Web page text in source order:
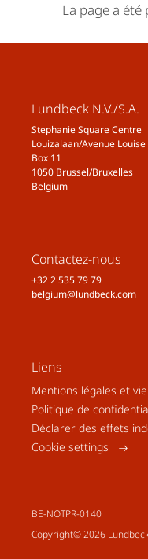
10.1016/
La page a
Lundbeck N.V./S.A.
Stephanie Square Centre
Louizalaan/Avenue Louise
Box 11
1050 Brussel/Bruxelles
Belgium
Contactez-nous
+32 2 535 79 79
belgium@lundbeck.com
Liens
Mentions légales et
Politique de
Déclarer des effets
Cookie settings
BE-NOTPR-0140
Copyright© 2026 Lundbeck